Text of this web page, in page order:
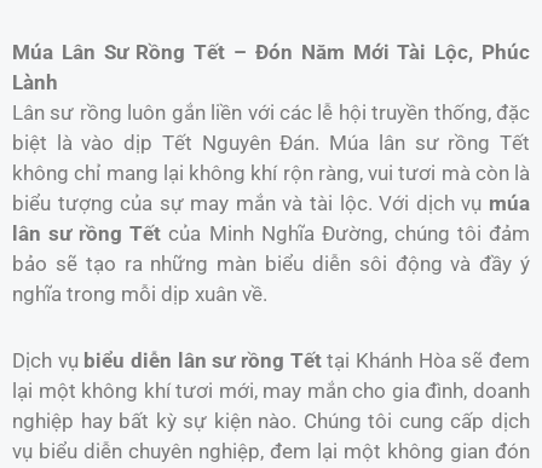
Múa Lân Sư Rồng Tết – Đón Năm Mới Tài Lộc, Phúc
Lành
Lân sư rồng luôn gắn liền với các lễ hội truyền thống, đặc
biệt là vào dịp Tết Nguyên Đán. Múa lân sư rồng Tết
không chỉ mang lại không khí rộn ràng, vui tươi mà còn là
biểu tượng của sự may mắn và tài lộc. Với dịch vụ múa
lân sư rồng Tết của Minh Nghĩa Đường, chúng tôi đảm
bảo sẽ tạo ra những màn biểu diễn sôi động và đầy ý
nghĩa trong mỗi dịp xuân về.
Dịch vụ biểu diễn lân sư rồng Tếttại Khánh Hòa sẽ đem
lại một không khí tươi mới, may mắn cho gia đình, doanh
nghiệp hay bất kỳ sự kiện nào. Chúng tôi cung cấp dịch
vụ biểu diễn chuyên nghiệp, đem lại một không gian đón